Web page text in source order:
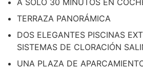
A SOLO 30 MINUTOS EN
TERRAZA PANORÁMICA
DOS ELEGANTES PISCINAS
SISTEMAS DE CLORACIÓN
UNA PLAZA DE